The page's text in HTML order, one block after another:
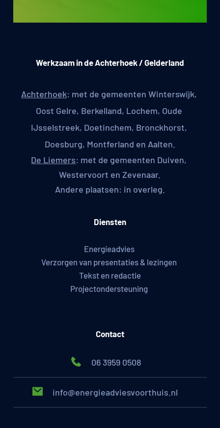
Werkzaam in de Achterhoek / Gelderland
Achterhoek: met de gemeenten Winterswijk,
Oost Gelre, Berkelland, Lochem, Oude
IJsselstreek, Doetinchem, Bronckhorst,
Doesburg, Montferland en Aalten.
De Liemers: met de gemeenten Duiven,
Westervoort en Zevenaar.
Andere plaatsen: in overleg.
Diensten
Energieadvies
Verzorgen van presentaties & lezingen
Tekst en redactie
Projectondersteuning
Contact
06 3959 0508
info@energieadviesvoorthuis.nl